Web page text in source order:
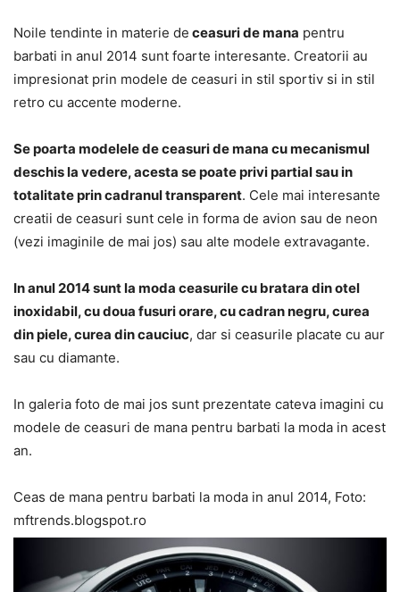
Noile tendinte in materie de ceasuri de mana pentru
barbati in anul 2014 sunt foarte interesante. Creatorii au
impresionat prin modele de ceasuri in stil sportiv si in stil
retro cu accente moderne.
Se poarta modelele de ceasuri de mana cu mecanismul
deschis la vedere, acesta se poate privi partial sau in
totalitate prin cadranul transparent. Cele mai interesante
creatii de ceasuri sunt cele in forma de avion sau de neon
(vezi imaginile de mai jos) sau alte modele extravagante.
In anul 2014 sunt la moda ceasurile cu bratara din otel
inoxidabil, cu doua fusuri orare, cu cadran negru, curea
din piele, curea din cauciuc, dar si ceasurile placate cu aur
sau cu diamante.
In galeria foto de mai jos sunt prezentate cateva imagini cu
modele de ceasuri de mana pentru barbati la moda in acest
an.
Ceas de mana pentru barbati la moda in anul 2014, Foto:
mftrends.blogspot.ro